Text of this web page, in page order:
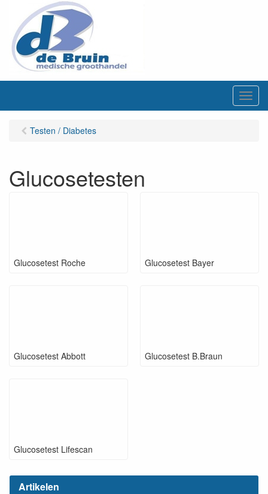
M
e
Testen / Diabetes
Glucosetesten
Glucosetest Roche Glucosetest Bayer
Glucosetest Abbott Glucosetest B.Braun
Glucosetest Lifescan
Artikelen